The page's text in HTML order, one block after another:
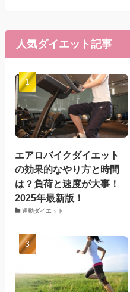
人気ダイエット記事
エアロバイクダイエット
の効果的なやり方と時間
は？負荷と速度が大事！
2025年最新版！
運動ダイエット